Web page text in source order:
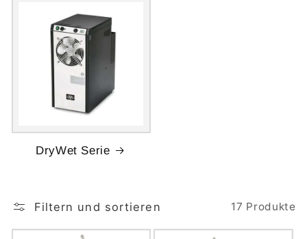
DryWet Serie
Filtern und sortieren 17 Produkte